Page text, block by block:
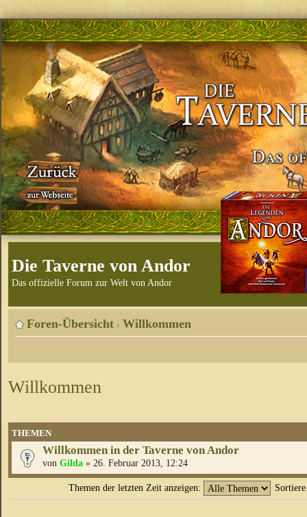
Die Taverne von Andor
Das offizielle Forum zur Welt von Andor
Foren-Übersicht ‹ Willkommen
Willkommen
THEMEN
Willkommen in der Taverne von Andor
von Gilda » 26. Februar 2013, 12:24
Themen der letzten Zeit anzeigen: